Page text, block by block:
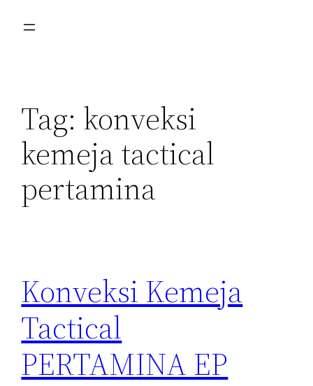
Tag: konveksi
kemeja tactical
pertamina
Konveksi Kemeja
Tactical
PERTAMINA EP